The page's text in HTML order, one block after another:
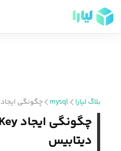
بلاگ لیارا mysql چگونگی ایجاد Primary Key در دیتابیس
دیتابیس